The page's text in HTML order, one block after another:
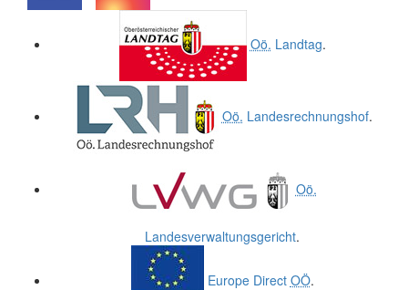
Oö. Landtag.
Oö. Landesrechnungshof.
Oö.
Landesverwaltungsgericht.
Europe Direct OÖ.